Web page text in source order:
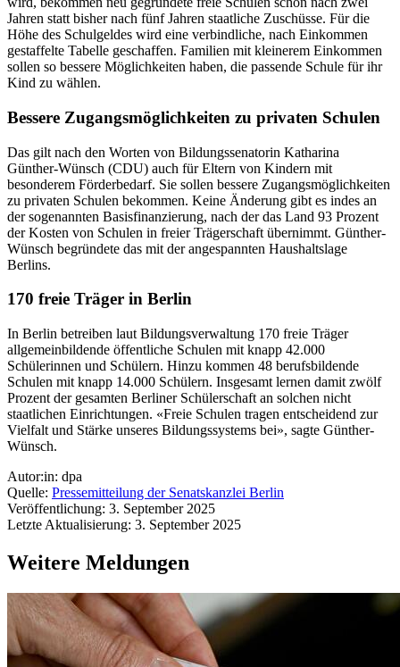
Jahren statt bisher nach fünf Jahren staatliche Zuschüsse. Für die
Höhe des Schulgeldes wird eine verbindliche, nach Einkommen
gestaffelte Tabelle geschaffen. Familien mit kleinerem Einkommen
sollen so bessere Möglichkeiten haben, die passende Schule für ihr
Kind zu wählen.
Bessere Zugangsmöglichkeiten zu privaten Schulen
Das gilt nach den Worten von Bildungssenatorin Katharina
Günther-Wünsch (CDU) auch für Eltern von Kindern mit
besonderem Förderbedarf. Sie sollen bessere Zugangsmöglichkeiten
zu privaten Schulen bekommen. Keine Änderung gibt es indes an
der sogenannten Basisfinanzierung, nach der das Land 93 Prozent
der Kosten von Schulen in freier Trägerschaft übernimmt. Günther-
Wünsch begründete das mit der angespannten Haushaltslage
Berlins.
170 freie Träger in Berlin
In Berlin betreiben laut Bildungsverwaltung 170 freie Träger
allgemeinbildende öffentliche Schulen mit knapp 42.000
Schülerinnen und Schülern. Hinzu kommen 48 berufsbildende
Schulen mit knapp 14.000 Schülern. Insgesamt lernen damit zwölf
Prozent der gesamten Berliner Schülerschaft an solchen nicht
staatlichen Einrichtungen. «Freie Schulen tragen entscheidend zur
Vielfalt und Stärke unseres Bildungssystems bei», sagte Günther-
Wünsch.
Autor:in: dpa
Quelle: Pressemitteilung der Senatskanzlei Berlin
Veröffentlichung: 3. September 2025
Letzte Aktualisierung: 3. September 2025
Weitere Meldungen